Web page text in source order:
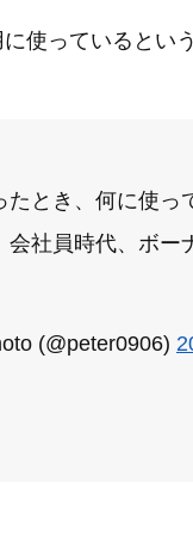
使っているとい
とき、何に使っ
会社員時代、ボー
(@peter0906)